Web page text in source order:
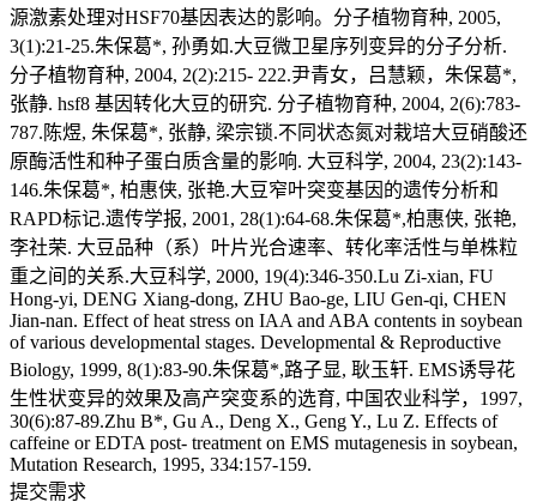
源激素处理对HSF70基因表达的影响。分子植物育种, 2005,
3(1):21-25.朱保葛*, 孙勇如.大豆微卫星序列变异的分子分析.
分子植物育种, 2004, 2(2):215- 222.尹青女，吕慧颖，朱保葛*,
张静. hsf8 基因转化大豆的研究. 分子植物育种, 2004, 2(6):783-
787.陈煜, 朱保葛*, 张静, 梁宗锁.不同状态氮对栽培大豆硝酸还
原酶活性和种子蛋白质含量的影响. 大豆科学, 2004, 23(2):143-
146.朱保葛*, 柏惠侠, 张艳.大豆窄叶突变基因的遗传分析和
RAPD标记.遗传学报, 2001, 28(1):64-68.朱保葛*,柏惠侠, 张艳,
李社荣. 大豆品种（系）叶片光合速率、转化率活性与单株粒
重之间的关系.大豆科学, 2000, 19(4):346-350.Lu Zi-xian, FU
Hong-yi, DENG Xiang-dong, ZHU Bao-ge, LIU Gen-qi, CHEN
Jian-nan. Effect of heat stress on IAA and ABA contents in soybean
of various developmental stages. Developmental & Reproductive
Biology, 1999, 8(1):83-90.朱保葛*,路子显, 耿玉轩. EMS诱导花
生性状变异的效果及高产突变系的选育, 中国农业科学，1997,
30(6):87-89.Zhu B*, Gu A., Deng X., Geng Y., Lu Z. Effects of
caffeine or EDTA post- treatment on EMS mutagenesis in soybean,
Mutation Research, 1995, 334:157-159.
提交需求